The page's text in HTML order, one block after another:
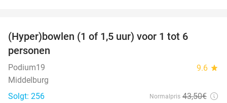
(Hyper)bowlen (1 of 1,5 uur) voor 1 tot 6
personen
Podium19 9.6 star
Middelburg
Solgt: 256
Normalpris 43,50€